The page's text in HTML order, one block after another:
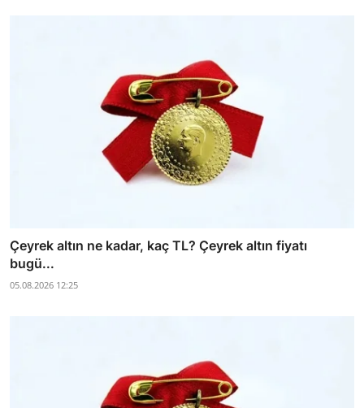
Çeyrek altın ne kadar, kaç TL? Çeyrek altın fiyatı
bugü...
05.08.2026 12:25